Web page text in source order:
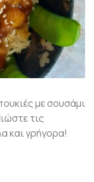
με σουσάμι
τις
και γρήγορα!